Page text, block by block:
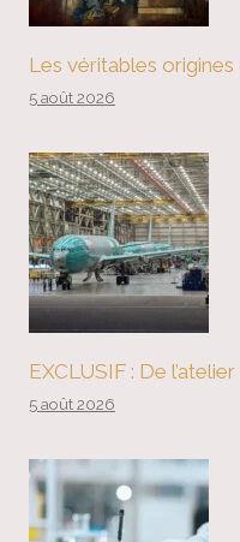
Les véritables
5 août 2026
EXCLUSIF : De
5 août 2026